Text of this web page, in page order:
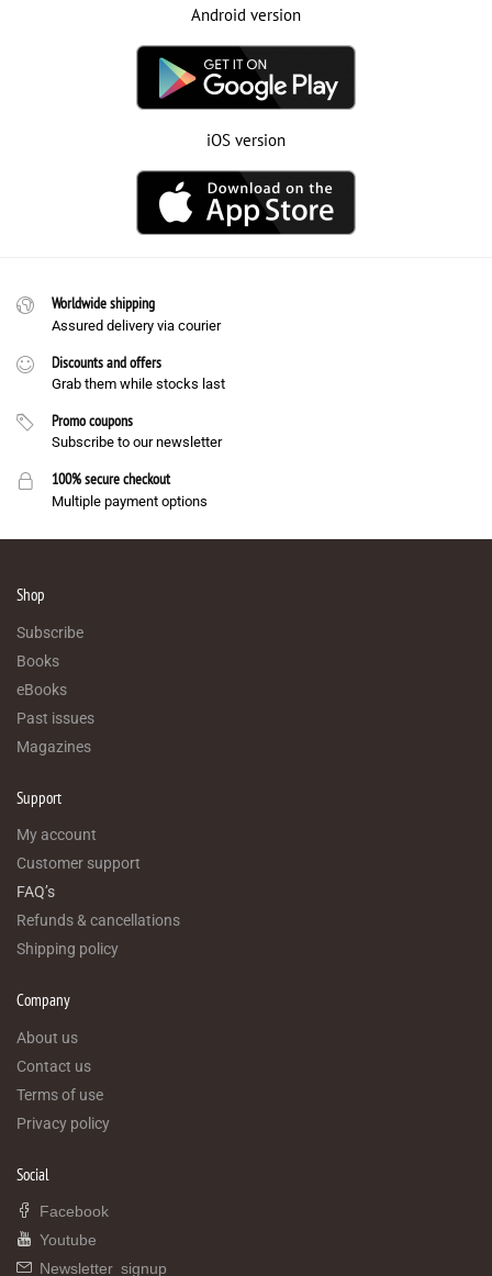
Android version
iOS version
Worldwide shipping
Assured delivery via courier
Discounts and offers
Grab them while stocks last
Promo coupons
Subscribe to our newsletter
100% secure checkout
Multiple payment options
Shop
Subscribe
Books
eBooks
Past issues
Magazines
Support
My account
Customer support
FAQ’s
Refunds & cancellations
Shipping policy
Company
About us
Contact us
Terms of use
Privacy policy
Social
Facebook
Youtube
Newsletter signup